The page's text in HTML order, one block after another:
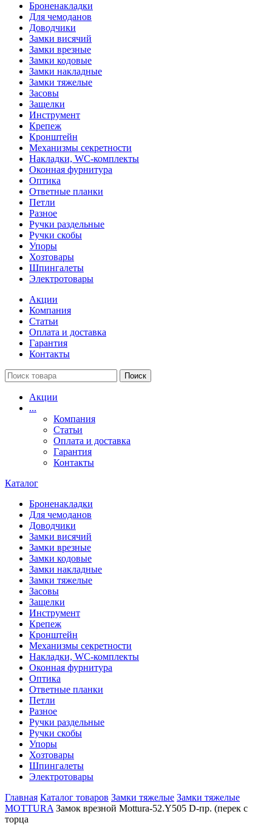
Броненакладки
Для чемоданов
Доводчики
Замки висячий
Замки врезные
Замки кодовые
Замки накладные
Замки тяжелые
Засовы
Защелки
Инструмент
Крепеж
Кронштейн
Механизмы секретности
Накладки, WC-комплекты
Оконная фурнитура
Оптика
Ответные планки
Петли
Разное
Ручки раздельные
Ручки скобы
Упоры
Хозтовары
Шпингалеты
Электротовары
Акции
Компания
Статьи
Оплата и доставка
Гарантия
Контакты
Поиск
Акции
...
Компания
Статьи
Оплата и доставка
Гарантия
Контакты
Каталог
Броненакладки
Для чемоданов
Доводчики
Замки висячий
Замки врезные
Замки кодовые
Замки накладные
Замки тяжелые
Засовы
Защелки
Инструмент
Крепеж
Кронштейн
Механизмы секретности
Накладки, WC-комплекты
Оконная фурнитура
Оптика
Ответные планки
Петли
Разное
Ручки раздельные
Ручки скобы
Упоры
Хозтовары
Шпингалеты
Электротовары
Главная Каталог товаров Замки тяжелые Замки тяжелые
MOTTURA Замок врезной Mottura-52.Y505 D-пр. (перек с
торца